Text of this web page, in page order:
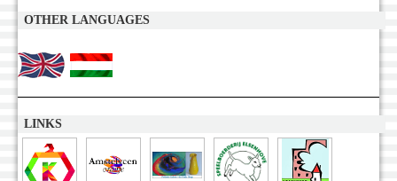
OTHER LANGUAGES
LINKS